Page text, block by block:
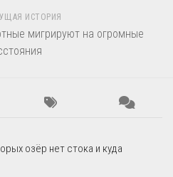
ИСТОРИЯ
мигрируют на огромные
озёр нет стока и куда